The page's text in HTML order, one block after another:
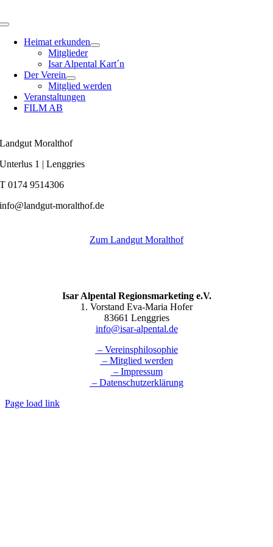
Inhalt
Toggle
NavigationHeimat erkunden
Mitglieder
Isar Alpental Kart´n
Der Verein
Mitglied werden
Veranstaltungen
FILM AB
Landgut Moralthof
Unterlus 1 | Lenggries
T 0174 9514306
info@landgut-moralthof.de
Zum Landgut Moralthof
Isar Alpental Regionsmarketing e.V.
1. Vorstand Eva-Maria Hofer
83661 Lenggries
info@isar-alpental.de
– Vereinsphilosophie
– Mitglied werden
– Impressum
– Datenschutzerklärung
Page load link